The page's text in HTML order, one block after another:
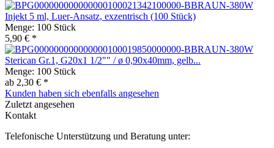
Injekt 5 ml, Luer-Ansatz, exzentrisch (100 Stück)
Menge: 100 Stück
5,90 € *
Sterican Gr.1, G20x1 1/2"" / ø 0,90x40mm, gelb...
Menge: 100 Stück
ab 2,30 € *
Kunden haben sich ebenfalls angesehen
Zuletzt angesehen
Kontakt
Telefonische Unterstützung und Beratung unter: